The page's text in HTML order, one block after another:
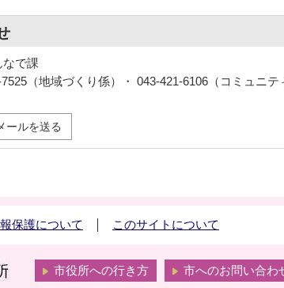
なで課
7525（地域づくり係）・ 043-421-6106（コミュニ
ールを送る
保護について このサイトについて
市役所への行き方 市へのお問い合わ